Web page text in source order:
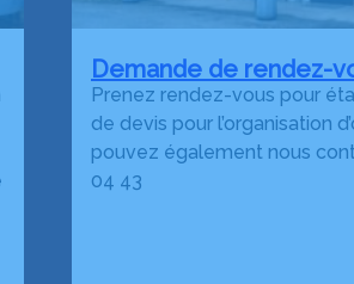
Demande de rendez-
Prenez rendez-vous pour
de devis pour l’organisation
pouvez également nous
04 43